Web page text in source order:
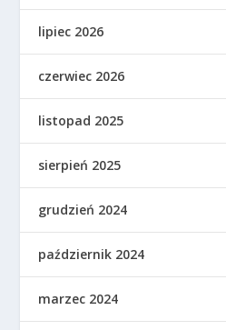
lipiec 2026
czerwiec 2026
listopad 2025
sierpień 2025
grudzień 2024
październik 2024
marzec 2024